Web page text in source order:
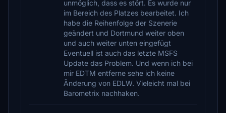
unmöglich, dass es stört. Es wurde nur
im Bereich des Platzes bearbeitet. Ich
habe die Reihenfolge der Szenerie
geändert und Dortmund weiter oben
und auch weiter unten eingefügt
Eventuell ist auch das letzte MSFS
Update das Problem. Und wenn ich bei
mir EDTM entferne sehe ich keine
Änderung von EDLW. Vieleicht mal bei
Barometrix nachhaken.